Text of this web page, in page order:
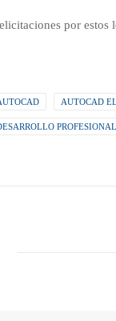
por
AUTOCAD
PROFESIONAL